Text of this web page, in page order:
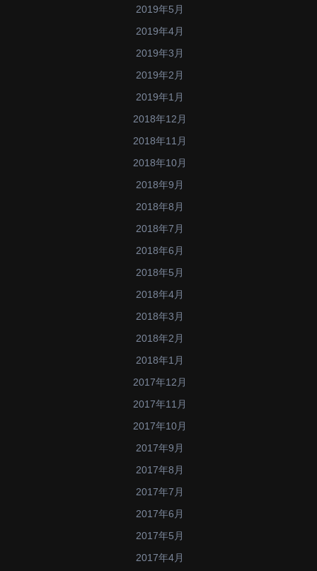
2019年5月
2019年4月
2019年3月
2019年2月
2019年1月
2018年12月
2018年11月
2018年10月
2018年9月
2018年8月
2018年7月
2018年6月
2018年5月
2018年4月
2018年3月
2018年2月
2018年1月
2017年12月
2017年11月
2017年10月
2017年9月
2017年8月
2017年7月
2017年6月
2017年5月
2017年4月